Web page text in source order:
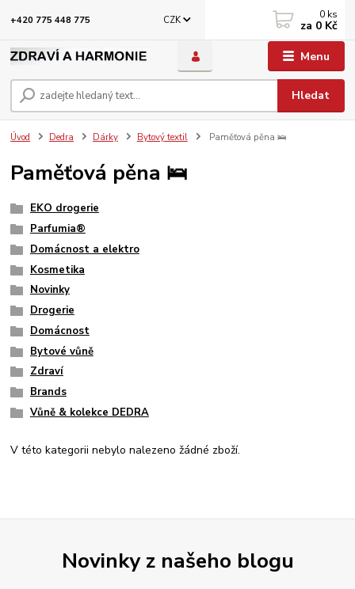
Menu
CZK
Hledat
+420 775 448 775 0 ks
za 0 Kč
Úvod Dedra Dárky Bytový textil Paměťová pěna 🛌
Paměťová pěna 🛌
EKO drogerie
Parfumia®
Domácnost a elektro
Kosmetika
Novinky
Drogerie
Domácnost
Bytové vůně
Zdraví
Brands
Vůně & kolekce DEDRA
V této kategorii nebylo nalezeno žádné zboží.
Novinky z našeho blogu